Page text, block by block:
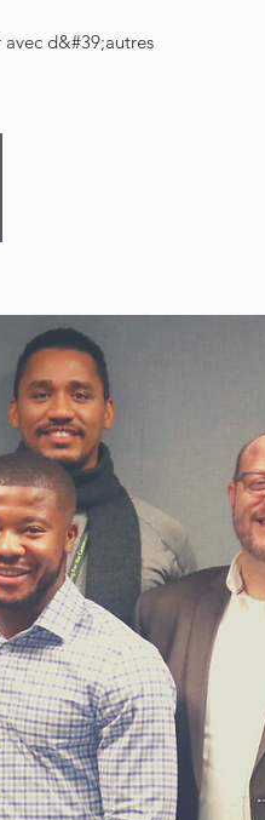
d&#39;autres